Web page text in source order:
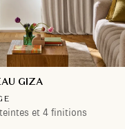
GIZA
et 4 finitions